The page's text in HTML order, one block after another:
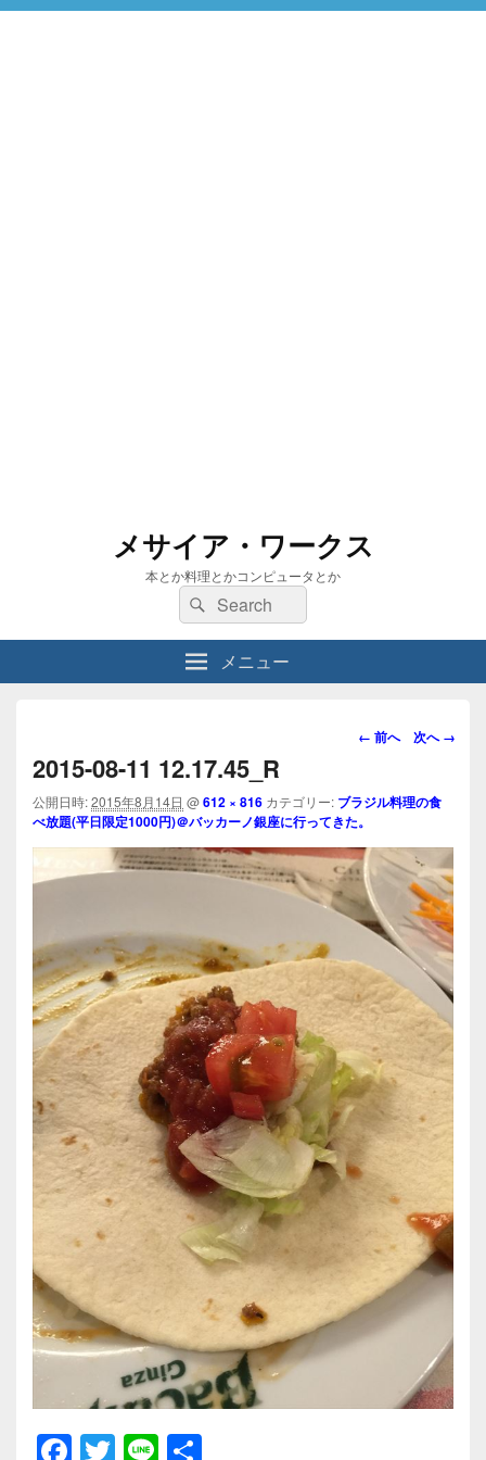
メサイア・ワークス
本とか料理とかコンピュータとか
検
索:
検
索
メニュー
画
ビ
ゲ
ー
シ
ョ
ン
← 前へ 次へ →
2015-08-11 12.17.45_R
公開日時:2015年8月14日 @612 × 816 カテゴリー: ブラジル料理の食
べ放題(平日限定1000円)＠バッカーノ銀座に行ってきた。